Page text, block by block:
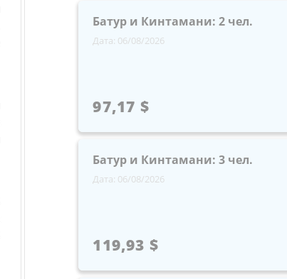
Батур и Кинтамани: 2 чел.
Дата: 06/08/2026
97,17 $
Батур и Кинтамани: 3 чел.
Дата: 06/08/2026
119,93 $